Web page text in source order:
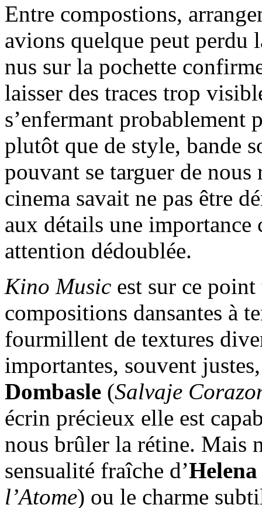
Entre compostions,
avions quelque peut perdu
nus sur la pochette
laisser des traces trop
s’enfermant probablement
plutôt que de style, bande
pouvant se targuer de
cinema savait ne pas être
aux détails une
attention dédoublée.
Kino Music est sur ce
compositions dansantes à
fourmillent de textures
importantes, souvent
Dombasle (Salvaje
écrin précieux elle est
nous brûler la rétine. Mais
sensualité fraîche d’
l’Atome) ou le charme